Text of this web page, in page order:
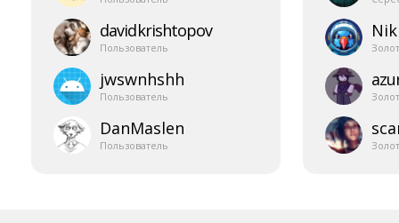
davidkrishtopov
Пользователь
jwswnhshh
Пользователь
DanMaslen
Пользователь